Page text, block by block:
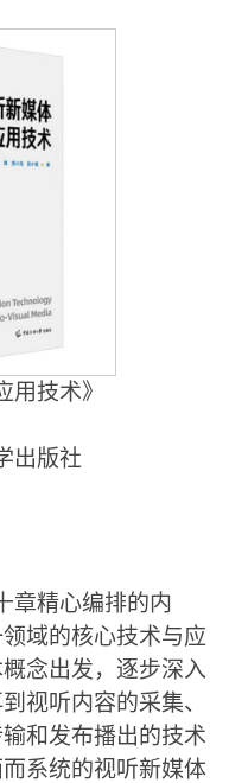
用技术》
出版社
章精心编排的内
域的核心技术与应
念出发，逐步深入
视听内容的采集、
和发布播出的技术
系统的视听新媒体